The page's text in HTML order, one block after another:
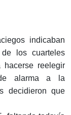
indi­caban
los cuarteles
ha­cerse reelegir
de alarma a la
decidieron que